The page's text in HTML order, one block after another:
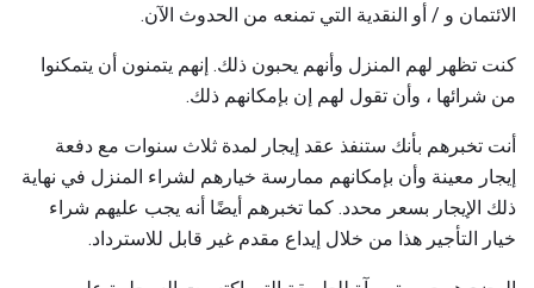
الائتمان و / أو النقدية التي تمنعه ​​من الحدوث الآن.
كنت تظهر لهم المنزل وأنهم يحبون ذلك. إنهم يتمنون أن يتمكنوا
من شرائها ، وأن تقول لهم إن بإمكانهم ذلك.
أنت تخبرهم بأنك ستنفذ عقد إيجار لمدة ثلاث سنوات مع دفعة
إيجار معينة وأن بإمكانهم ممارسة خيارهم لشراء المنزل في نهاية
ذلك الإيجار بسعر محدد. كما تخبرهم أيضًا أنه يجب عليهم شراء
خيار التأجير هذا من خلال إيداع مقدم غير قابل للاسترداد.